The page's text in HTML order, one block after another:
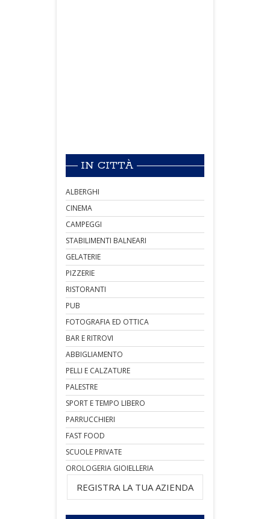
IN CITTÀ
ALBERGHI
CINEMA
CAMPEGGI
STABILIMENTI BALNEARI
GELATERIE
PIZZERIE
RISTORANTI
PUB
FOTOGRAFIA ED OTTICA
BAR E RITROVI
ABBIGLIAMENTO
PELLI E CALZATURE
PALESTRE
SPORT E TEMPO LIBERO
PARRUCCHIERI
FAST FOOD
SCUOLE PRIVATE
OROLOGERIA GIOIELLERIA
REGISTRA LA TUA AZIENDA